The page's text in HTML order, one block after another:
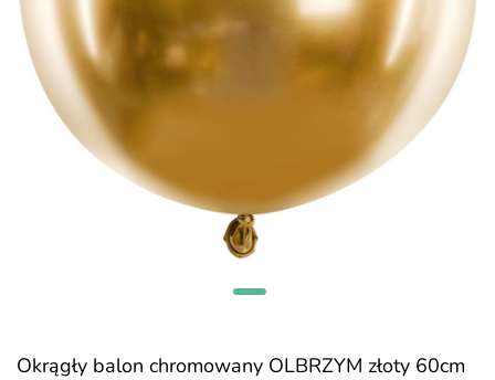
Okrągły balon chromowany OLBRZYM złoty 60cm